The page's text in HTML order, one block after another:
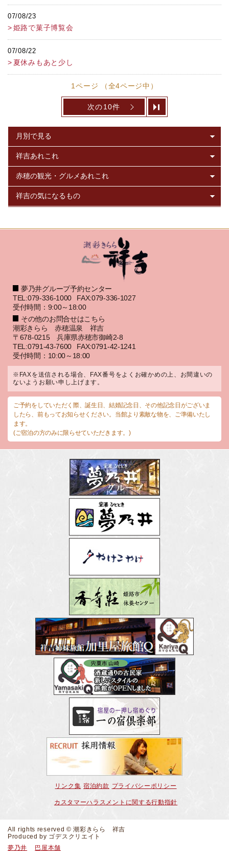
07/08/23
姫路で菓子博覧会
07/08/22
夏休みもあと少し
1ページ （全4ページ中）
次の10件
夢乃井グループ予約センター
TEL:079-336-1000
FAX:079-336-1027
受付時間：9:00～18:00
その他のお問合せはこちら
潮彩きらら 赤穂温泉 祥吉
〒678-0215 兵庫県赤穂市御崎2-8
TEL:0791-43-7600
FAX:0791-42-1241
受付時間：10:00～18:00
※FAXを送信される場合、FAX番号をよくお確かめの上、お間違いの
ないようお願い申し上げます。
ご予約をしていただく際、誕生日、結婚記念日、その他記念日がございま
したら、前もってお知らせください。当館より素敵な物を、ご準備いたし
ます。
(ご宿泊の方のみに限らせていただきます。)
リンク集 宿泊約款 プライバシーポリシー
カスタマーハラスメントに関する行動指針
All rights reserved © 潮彩きらら 祥吉
Produced by ゴデスクリエイト
夢乃井
巴屋本舗